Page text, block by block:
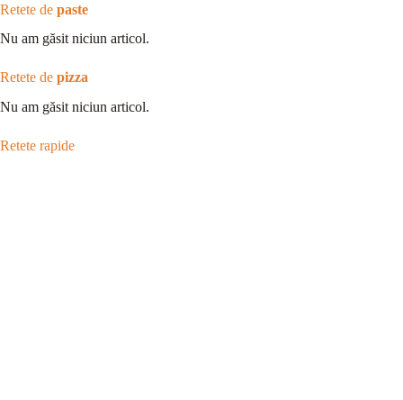
Retete de paste
Nu am găsit niciun articol.
Retete de pizza
Nu am găsit niciun articol.
Retete rapide